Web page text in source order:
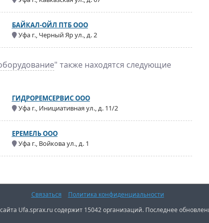
БАЙКАЛ-ОЙЛ ПТБ ООО
Уфа г., Черный Яр ул., д. 2
" также находятся следующие
ГИДРОРЕМСЕРВИС ООО
Уфа г., Инициативная ул., д. 11/2
ЕРЕМЕЛЬ ООО
Уфа г., Войкова ул., д. 1
Связаться
Политика конфиденциальности
Ufa.sprax.ru содержит 15042 организаций. Последнее